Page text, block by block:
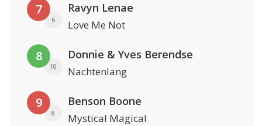
7
6
Ravyn Lenae
Love Me Not
8
10
Donnie & Yves Berendse
Nachtenlang
9
8
Benson Boone
Mystical Magical